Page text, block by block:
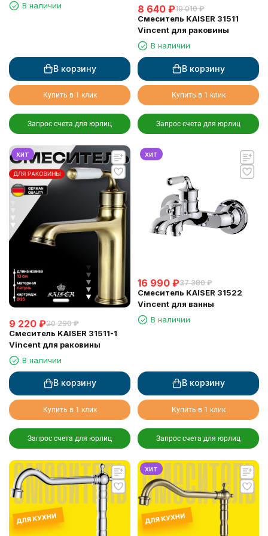
В наличии
В корзину
Купить в 1 клик
Запрос счета для юрлиц
8 640 ₽19 010 ₽
Смеситель KAISER 31511
Vincent для раковины
В наличии
В корзину
Купить в 1 клик
Запрос счета для юрлиц
хит
9 220 ₽20 290 ₽
Смеситель KAISER 31511-1
Vincent для раковины
В наличии
В корзину
Купить в 1 клик
Запрос счета для юрлиц
хит
16 990 ₽37 380 ₽
Смеситель KAISER 31522
Vincent для ванны
В наличии
В корзину
Купить в 1 клик
Запрос счета для юрлиц
хит